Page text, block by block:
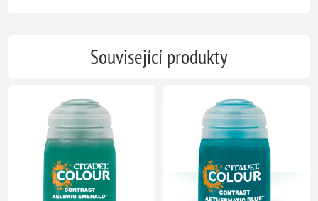
Související produkty